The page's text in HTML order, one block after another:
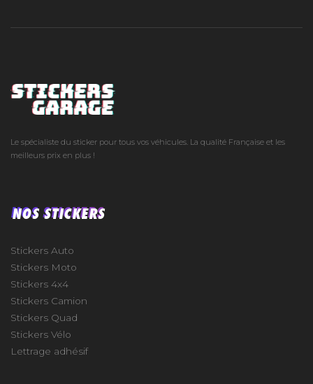
Le spécialiste du sticker pour tous vos véhicules. La qualité Française et les
meilleurs prix en plus !
NOS STICKERS
Stickers Auto
Stickers Moto
Stickers 4x4
Stickers Camion
Stickers Quad
Stickers Vélo
Lettrage adhésif